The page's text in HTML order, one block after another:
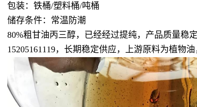
包装：铁桶/塑料桶/吨桶
储存条件：常温防潮
80%粗甘油丙三醇，已经经过提纯，产品质量稳
15205161119，长期稳定供应，上游原料为植物